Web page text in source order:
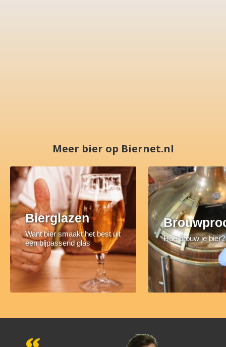
Meer bier op Biernet.nl
Bierglazen
Want bier smaakt het best uit
een bijpassend glas
Hoe brouw je bier?